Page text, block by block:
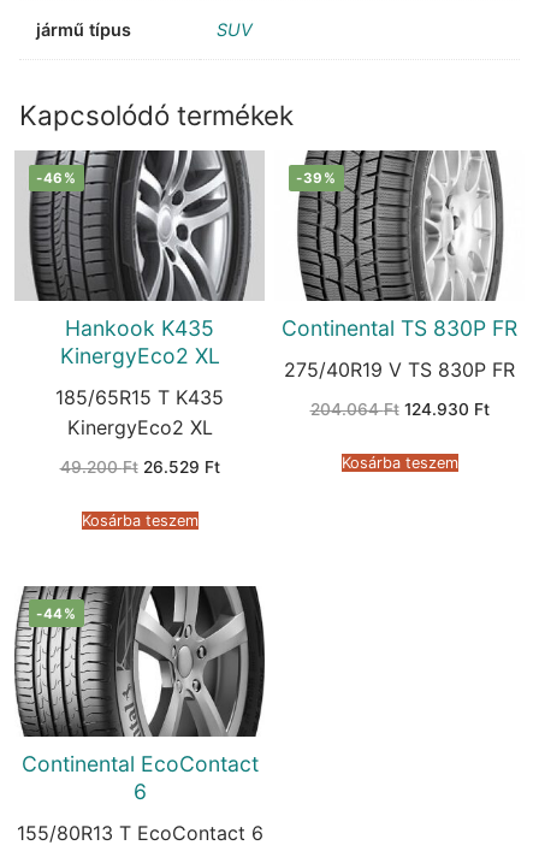
jármű típus SUV
Kapcsolódó termékek
-46%
Hankook K435
KinergyEco2 XL
185/65R15 T K435
KinergyEco2 XL
49.200Ft Original
49.200 Ft.
26.529 FtCurrent
Kosárba teszem
-39%
Continental TS 830P FR
275/40R19 V TS 830P FR
204.064Ft Original
204.064 Ft.
124.930 Ft
Kosárba teszem
-44%
Continental EcoContact
6
155/80R13 T EcoContact 6